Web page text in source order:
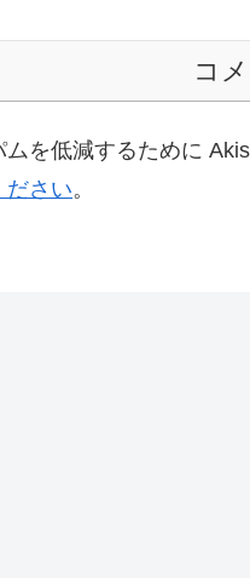
コ
を低減するために
ださい。